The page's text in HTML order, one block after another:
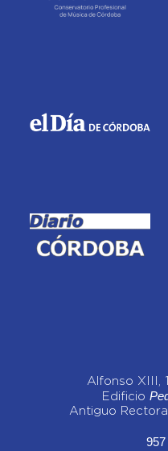
Alfonso XIII,
Edificio
Antiguo
957